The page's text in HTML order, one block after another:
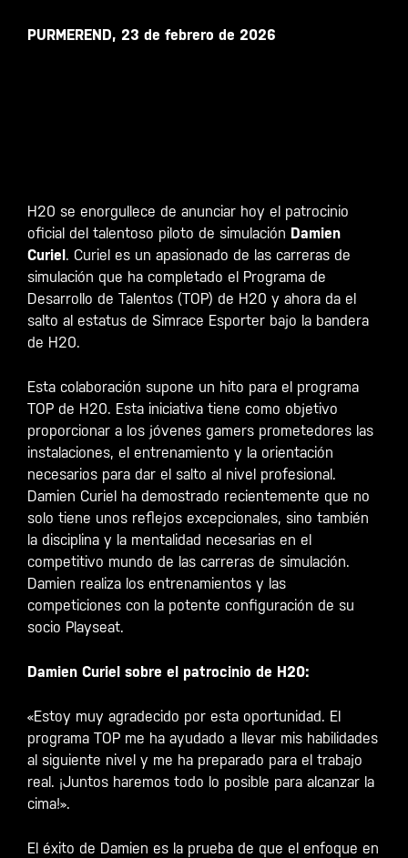
PURMEREND, 23 de febrero de 2026
H20 se enorgullece de anunciar hoy el patrocinio
oficial del talentoso piloto de simulación Damien
Curiel. Curiel es un apasionado de las carreras de
simulación que ha completado el Programa de
Desarrollo de Talentos (TOP) de H20 y ahora da el
salto al estatus de Simrace Esporter bajo la bandera
de H20.
Esta colaboración supone un hito para el programa
TOP de H20. Esta iniciativa tiene como objetivo
proporcionar a los jóvenes gamers prometedores las
instalaciones, el entrenamiento y la orientación
necesarios para dar el salto al nivel profesional.
Damien Curiel ha demostrado recientemente que no
solo tiene unos reflejos excepcionales, sino también
la disciplina y la mentalidad necesarias en el
competitivo mundo de las carreras de simulación.
Damien realiza los entrenamientos y las
competiciones con la potente configuración de su
socio Playseat.
Damien Curiel sobre el patrocinio de H20:
«Estoy muy agradecido por esta oportunidad. El
programa TOP me ha ayudado a llevar mis habilidades
al siguiente nivel y me ha preparado para el trabajo
real. ¡Juntos haremos todo lo posible para alcanzar la
cima!».
El éxito de Damien es la prueba de que el enfoque en